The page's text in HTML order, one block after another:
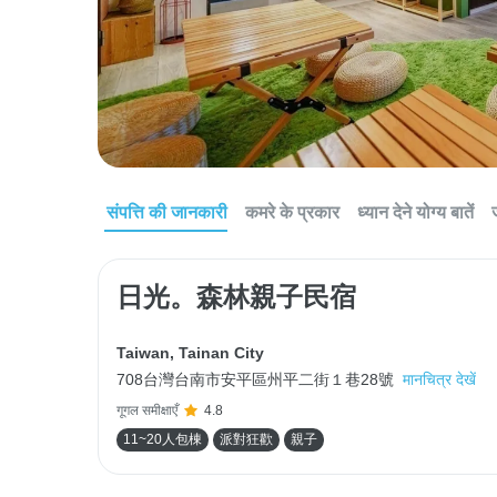
संपत्ति की जानकारी कमरे के प्रकार ध्यान देने योग्य बातें
日光。森林親子民宿
Taiwan, Tainan City
708台灣台南市安平區州平二街１巷28號 मानचित्र देखें
गूगल समीक्षाएँ
4.8
11~20人包棟
派對狂歡 親子